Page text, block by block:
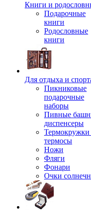
Книги и
Подарочные
книги
Родословные
книги
Для отдыха и
Пикниковые
подарочные
наборы
Пивные
диспенсеры
Термокружки
термосы
Ножи
Фляги
Фонари
Очки